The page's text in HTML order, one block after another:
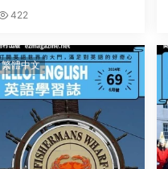
422
繁體中文